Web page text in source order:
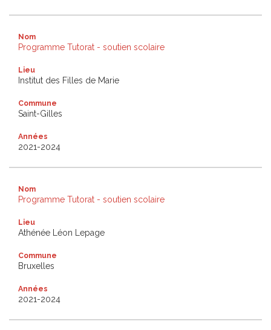
Nom
Programme Tutorat - soutien scolaire
Lieu
Institut des Filles de Marie
Commune
Saint-Gilles
Années
2021-2024
Nom
Programme Tutorat - soutien scolaire
Lieu
Athénée Léon Lepage
Commune
Bruxelles
Années
2021-2024